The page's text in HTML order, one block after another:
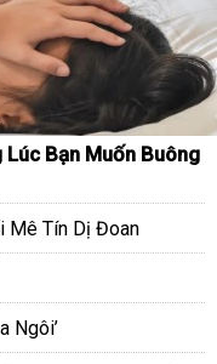
Lúc Bạn Muốn Buông
Mê Tín Dị Đoan
Ngôi’